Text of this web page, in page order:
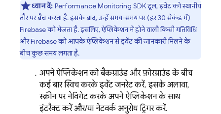
ध्यान दें: Performance Monitoring SDK टूल, इवेंट को स्थानीय
तौर पर बैच करता है. इसके बाद, उन्हें समय-समय पर (हर 30 सेकंड में)
Firebase को भेजता है. इसलिए, ऐप्लिकेशन में होने वाली किसी गतिविधि
और Firebase को आपके ऐप्लिकेशन से इवेंट की जानकारी मिलने के
बीच कुछ समय लगता है.
अपने ऐप्लिकेशन को बैकग्राउंड और फ़ोरग्राउंड के बीच
कई बार स्विच करके इवेंट जनरेट करें. इसके अलावा,
स्क्रीन पर नेविगेट करके अपने ऐप्लिकेशन के साथ
इंटरैक्ट करें और/या नेटवर्क अनुरोध ट्रिगर करें.